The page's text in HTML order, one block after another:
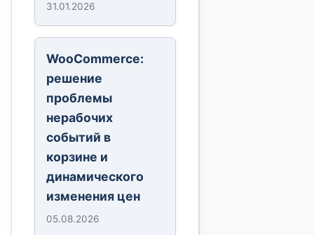
31.01.2026
WooCommerce:
решение
проблемы
нерабочих
событий в
корзине и
динамического
изменения цен
05.08.2026